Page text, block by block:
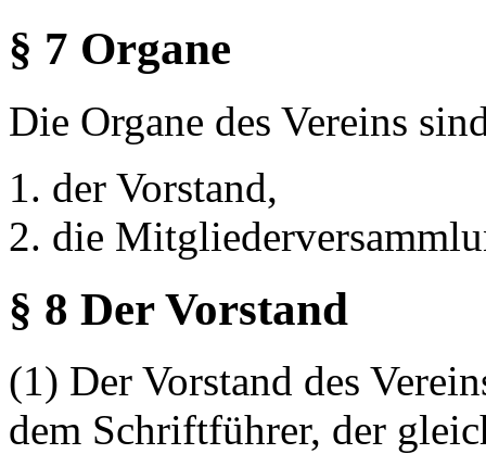
§ 7 Organe
Die Organe des Vereins
1. der Vorstand,
2. die
§ 8 Der Vorstand
(1) Der Vorstand des
dem Schriftführer, der